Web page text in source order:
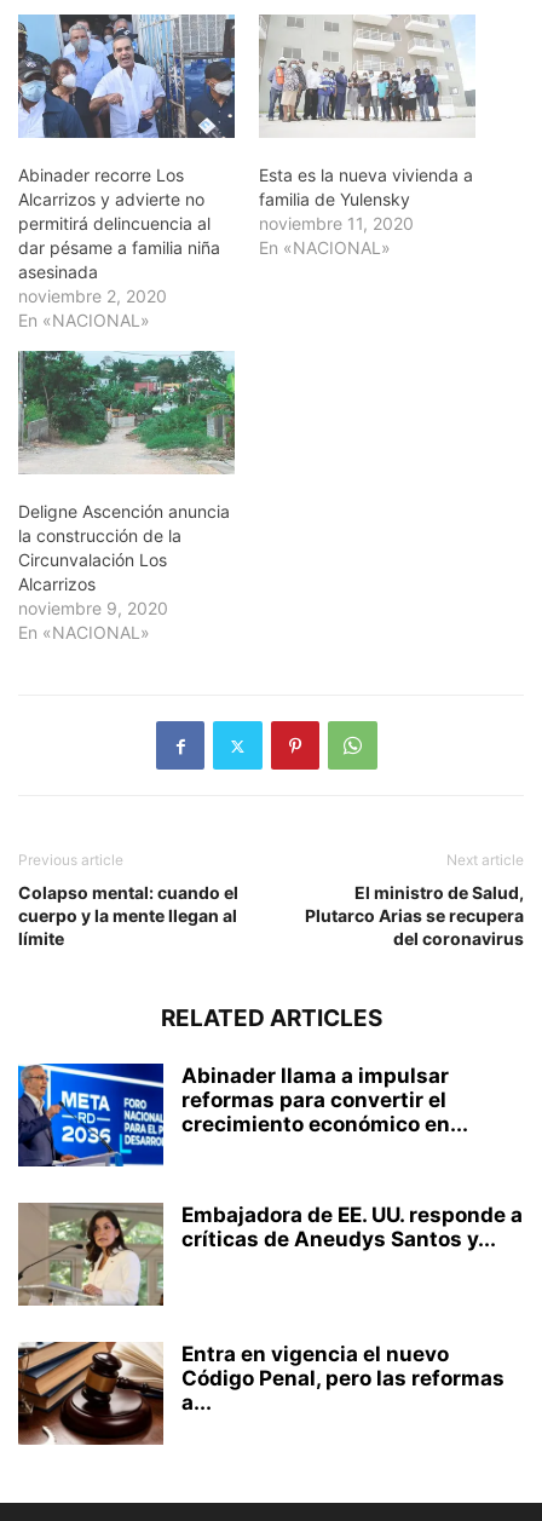
Abinader recorre Los
Alcarrizos y advierte no
permitirá delincuencia al
dar pésame a familia niña
asesinada
noviembre 2, 2020
En «NACIONAL»
Esta es la nueva vivienda a
familia de Yulensky
noviembre 11, 2020
En «NACIONAL»
Deligne Ascención anuncia
la construcción de la
Circunvalación Los
Alcarrizos
noviembre 9, 2020
En «NACIONAL»
Previous article
Colapso mental: cuando el
cuerpo y la mente llegan al
límite
Next article
El ministro de Salud,
Plutarco Arias se recupera
del coronavirus
RELATED ARTICLES
Abinader llama a impulsar
reformas para convertir el
crecimiento económico en...
Embajadora de EE. UU. responde a
críticas de Aneudys Santos y...
Entra en vigencia el nuevo
Código Penal, pero las reformas
a...